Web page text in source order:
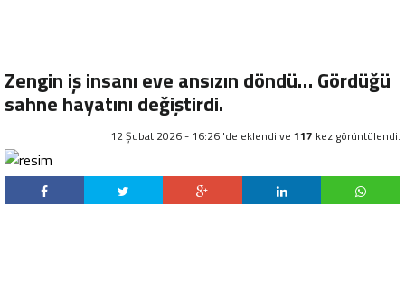
Zengin iş insanı eve ansızın döndü… Gördüğü
sahne hayatını değiştirdi.
12 Şubat 2026 - 16:26 'de eklendi ve 117 kez görüntülendi.